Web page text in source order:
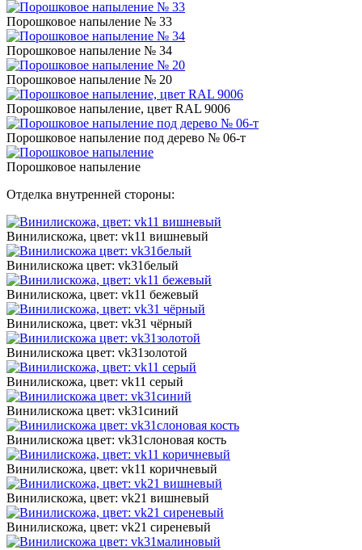
Порошковое напыление № 33
Порошковое напыление № 34
Порошковое напыление № 20
Порошковое напыление, цвет RAL 9006
Порошковое напыление под дерево № 06-т
Порошковое напыление
Отделка внутренней стороны:
Винилискожа, цвет: vk11 вишневый
Винилискожа цвет: vk31белый
Винилискожа, цвет: vk11 бежевый
Винилискожа, цвет: vk31 чёрный
Винилискожа цвет: vk31золотой
Винилискожа, цвет: vk11 серый
Винилискожа цвет: vk31синий
Винилискожа цвет: vk31слоновая кость
Винилискожа, цвет: vk11 коричневый
Винилискожа, цвет: vk21 вишневый
Винилискожа, цвет: vk21 сиреневый